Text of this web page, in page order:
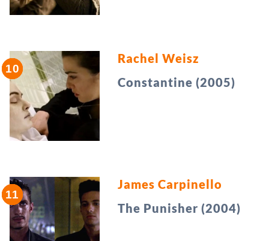
Rachel Weisz
Constantine (2005)
James Carpinello
The Punisher (2004)